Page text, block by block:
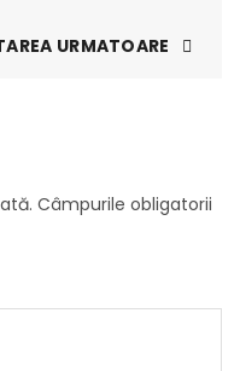
URMATOARE
Câmpurile obligatorii